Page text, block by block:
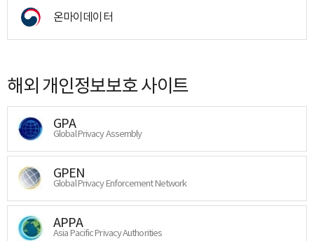
온마이데이터
해외 개인정보보호 사이트
GPA
Global Privacy Assembly
GPEN
Global Privacy Enforcement Network
APPA
Asia Pacific Privacy Authorities